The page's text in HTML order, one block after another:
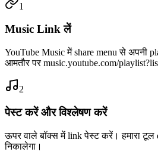
1
Music Link लें
YouTube Music में share menu से अपनी
आमतौर पर music.youtube.com/
2
पेस्ट करें और विश्लेषण करें
ऊपर वाले बॉक्स में link पेस्ट करें। हमारा
निकालेगा।